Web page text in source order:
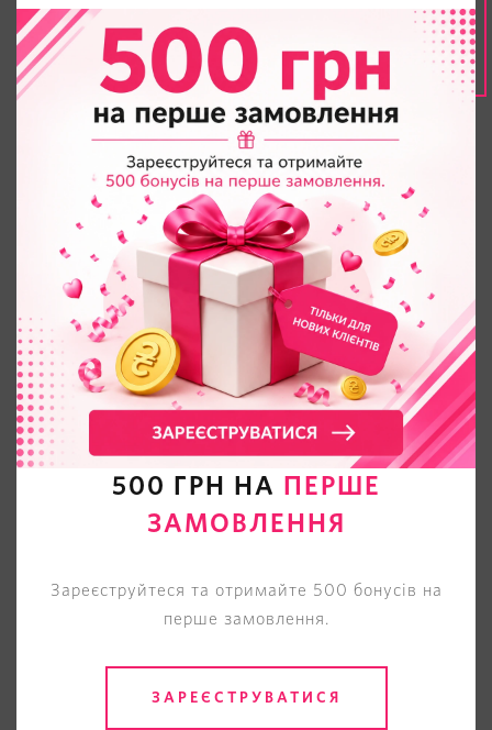
500 ГРН НА
ПЕРШЕ
ЗАМОВЛЕННЯ
Зареєструйтеся та отримайте 500 бонусів на
перше замовлення.
ЗАРЕЄСТРУВАТИСЯ